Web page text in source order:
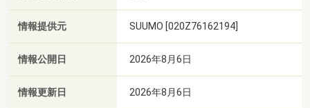
情報提供元 SUUMO [020Z76162194]
情報公開日 2026年8月6日
情報更新日 2026年8月6日